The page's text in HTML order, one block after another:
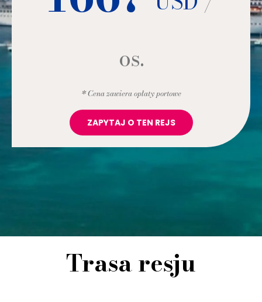
os.
* Cena zawiera opłaty portowe
ZAPYTAJ O TEN REJS
Trasa resju